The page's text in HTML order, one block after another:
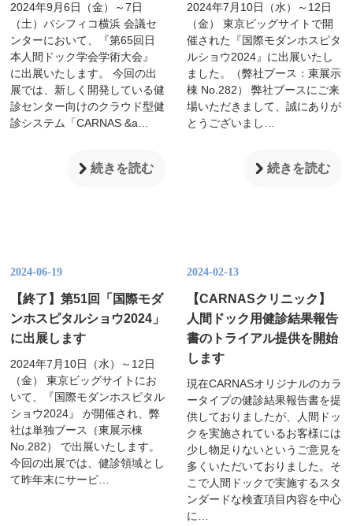
2024年9月6日（金）～7日
（土）パシフィコ横浜 会議セ
ンターにおいて、『第65回日
本人間ドック学会学術大会』
に出展いたします。 今回の出
展では、新しく開発している健
診センター向けのクラウド型健
診システム「CARNAS &a…
続きを読む
2024年7月10日（水）～12日
（金） 東京ビッグサイトで開
催された『国際モダンホスピタ
ルショウ2024』に出展いたし
ました。（弊社ブース：東展示
棟 No.282） 弊社ブースにご来
場いただきまして、誠にありが
とうございまし…
続きを読む
2024-06-19
【終了】第51回「国際モダ
ンホスピタルショウ2024」
に出展します
2024年7月10日（水）～12日
（金） 東京ビッグサイトにお
いて、『国際モダンホスピタル
ショウ2024』 が開催され、弊
社は単独ブース（東展示棟
No.282） で出展いたします。
今回の出展では、健診領域とし
て昨年末にサービ…
2024-02-13
【CARNASクリニック】
人間ドック用健診結果報告
書のトライアル提供を開始
します
現在CARNASオリジナルのカラ
ータイプの健診結果報告書を提
供しておりましたが、人間ドッ
クを実施されているお客様には
少し物足りないというご意見を
多くいただいておりました。そ
こで人間ドックで実施するスタ
ンダードな検査項目内容を中心
に…